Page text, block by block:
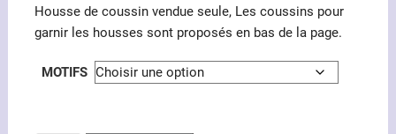
était :
23.00€.
est :
13.00€.
Housse de coussin vendue seule, Les coussins pour
garnir les housses sont proposés en bas de la page.
MOTIFS